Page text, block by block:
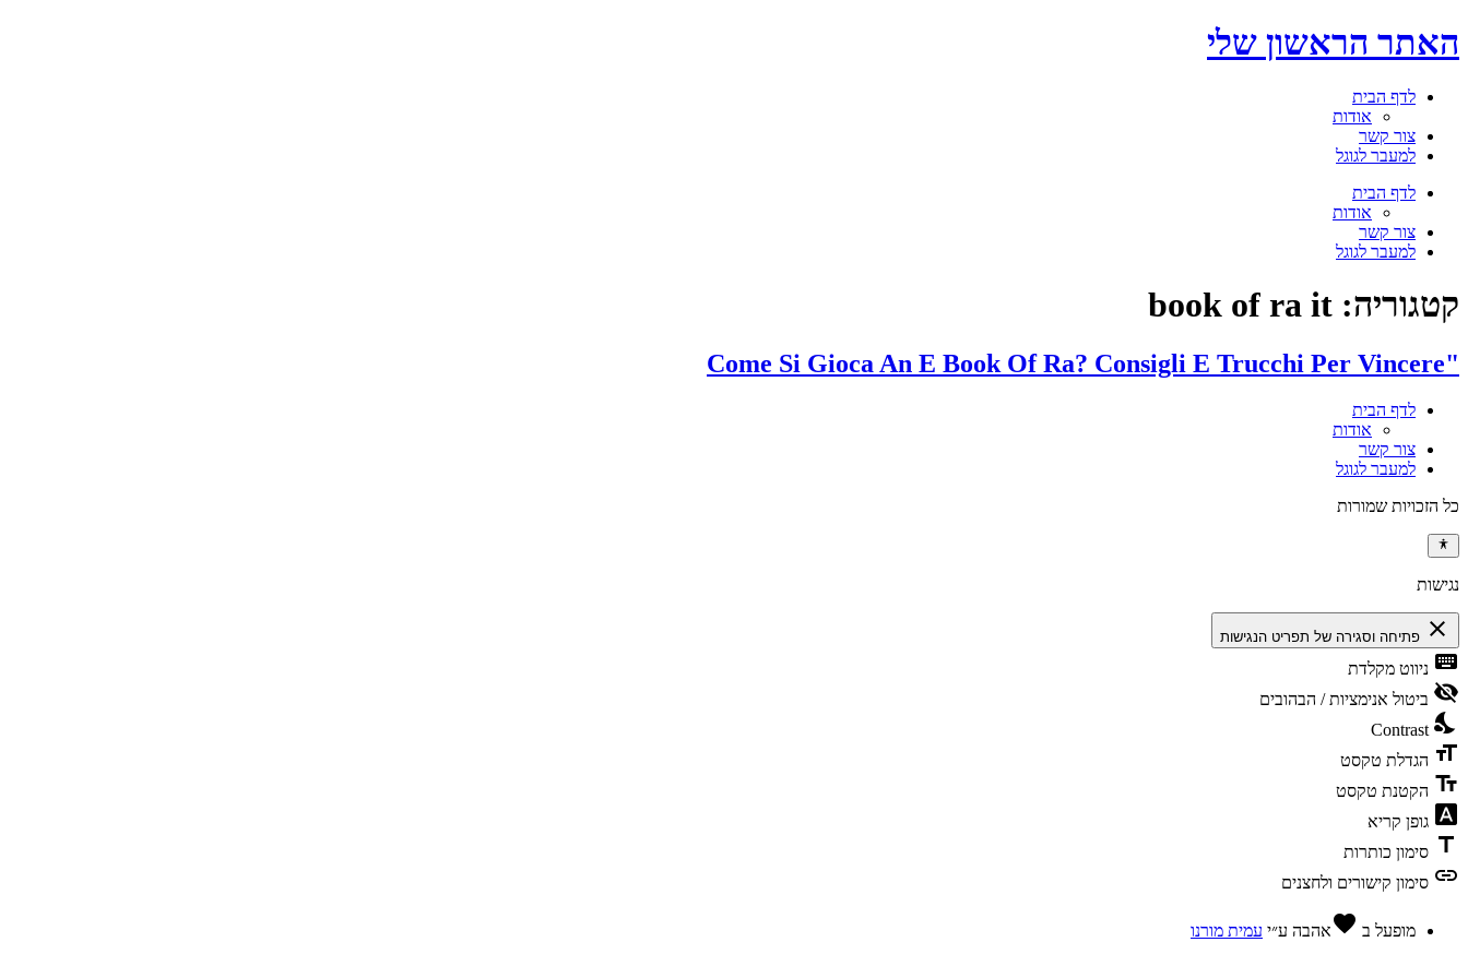
דלג
לתוכן
האתר הראשון שלי
לדף הבית
אודות
צור קשר
למעבר לגוגל
תפריט לדף הבית
אודות
צור קשר
למעבר לגוגל
קטגוריה: book of ra it
"Come Si Gioca An E Book Of Ra? Consigli E Trucchi Per Vincere
לדף הבית
אודות
צור קשר
למעבר לגוגל
כל הזכויות שמורות
נגישות
close פתיחה וסגירה של תפריט הנגישות
keyboard ניווט מקלדת
visibility_off ביטול אנימציות / הבהובים
nights_stay
Contrast
format_size הגדלת טקסט
text_fields הקטנת טקסט
font_download גופן קריא
title סימון כותרות
link סימון קישורים ולחצנים
מופעל ב favoriteאהבה ע״י עמית מורנו